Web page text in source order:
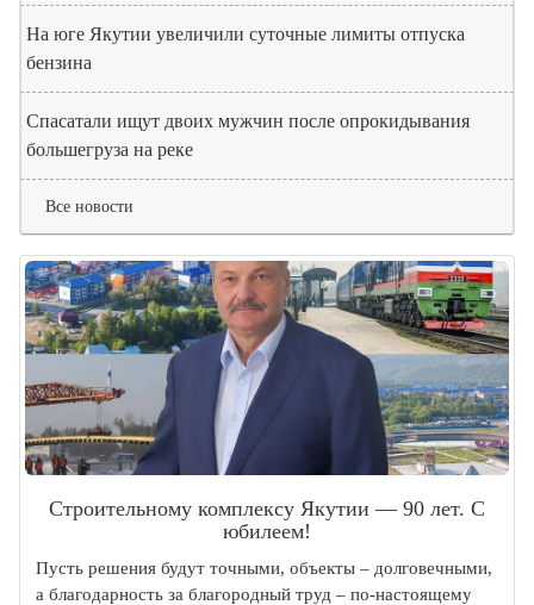
На юге Якутии увеличили суточные лимиты отпуска
бензина
Спасатали ищут двоих мужчин после опрокидывания
большегруза на реке
Все новости
Строительному комплексу Якутии — 90 лет. С
юбилеем!
Пусть решения будут точными, объекты – долговечными,
а благодарность за благородный труд – по-настоящему